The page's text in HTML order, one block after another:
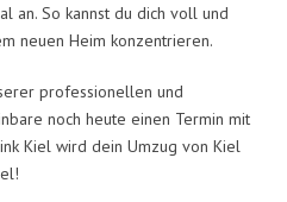
an. So kannst du dich voll und
neuen Heim konzentrieren.
professionellen und
noch heute einen Termin mit
Kiel wird dein Umzug von Kiel